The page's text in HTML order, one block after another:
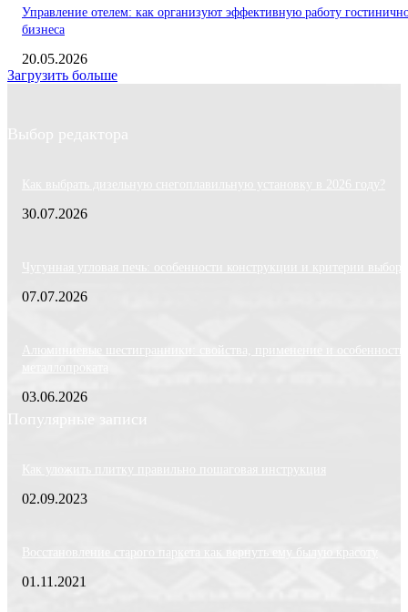
Управление отелем: как организуют эффективную работу
бизнеса
20.05.2026
Загрузить больше
Выбор редактора
Как выбрать дизельную снегоплавильную установку в 2026 году?
30.07.2026
Чугунная угловая печь: особенности конструкции и критерии выбора
07.07.2026
Алюминиевые шестигранники: свойства, применение и особенности
металлопроката
03.06.2026
Популярные записи
Как уложить плитку правильно пошаговая инструкция
02.09.2023
Восстановление старого паркета как вернуть ему былую красоту
01.11.2021